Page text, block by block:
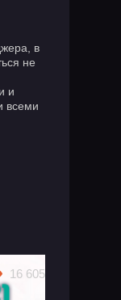
в
не
и
всеми
16 605